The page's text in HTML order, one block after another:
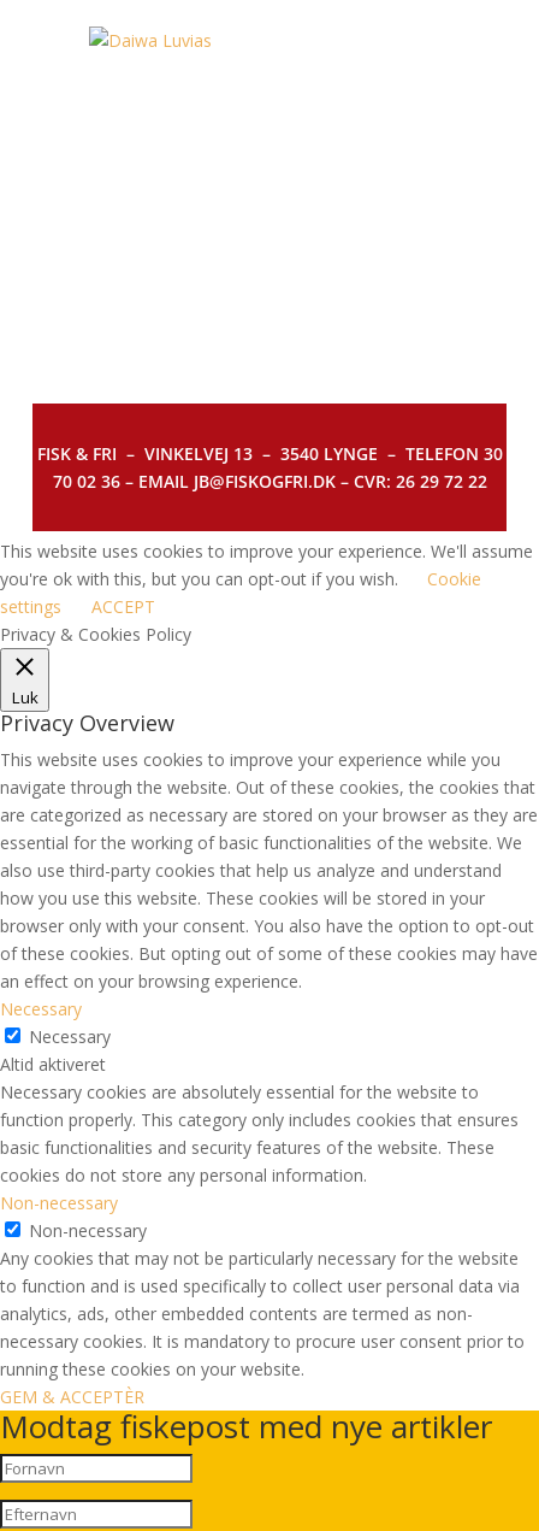
FISK & FRI – VINKELVEJ 13 – 3540 LYNGE – TELEFON 30
70 02 36 – EMAIL JB@FISKOGFRI.DK – CVR: 26 29 72 22
This website uses cookies to improve your experience. We'll assume
you're ok with this, but you can opt-out if you wish.
Cookie
settings
ACCEPT
Privacy & Cookies Policy
Luk
Privacy Overview
This website uses cookies to improve your experience while you
navigate through the website. Out of these cookies, the cookies that
are categorized as necessary are stored on your browser as they are
essential for the working of basic functionalities of the website. We
also use third-party cookies that help us analyze and understand
how you use this website. These cookies will be stored in your
browser only with your consent. You also have the option to opt-out
of these cookies. But opting out of some of these cookies may have
an effect on your browsing experience.
Necessary
Necessary
Altid aktiveret
Necessary cookies are absolutely essential for the website to
function properly. This category only includes cookies that ensures
basic functionalities and security features of the website. These
cookies do not store any personal information.
Non-necessary
Non-necessary
Any cookies that may not be particularly necessary for the website
to function and is used specifically to collect user personal data via
analytics, ads, other embedded contents are termed as non-
necessary cookies. It is mandatory to procure user consent prior to
running these cookies on your website.
GEM & ACCEPTÈR
Modtag fiskepost med nye artikler